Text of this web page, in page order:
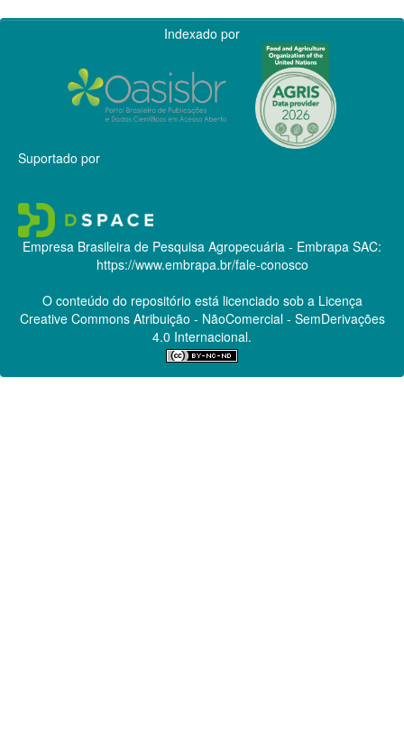
Indexado por
Suportado por
Empresa Brasileira de Pesquisa Agropecuária - Embrapa SAC:
https://www.embrapa.br/fale-conosco
O conteúdo do repositório está licenciado sob a Licença
Creative CommonsAtribuição - NãoComercial - SemDerivações
4.0 Internacional.